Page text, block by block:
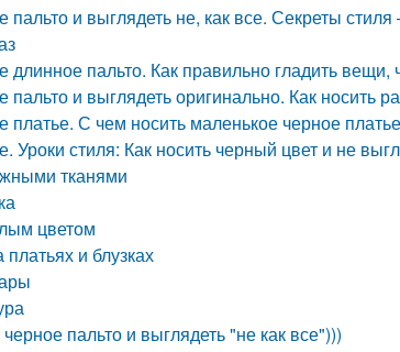
пальто и выглядеть не, как все. Секреты стиля
длинное пальто. Как правильно гладить
пальто и выглядеть оригинально. Как носить
платье. С чем носить маленькое черное
Уроки стиля: Как носить черный цвет и не
тканями
цветом
и блузках
пальто и выглядеть "не как все")))